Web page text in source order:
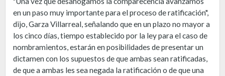
en un paso muy importante para el proceso de ratificación",
dijo, Garza Villarreal, señalando que en un plazo no mayor a
los cinco días, tiempo establecido por la ley para el caso de
nombramientos, estarán en posibilidades de presentar un
dictamen con los supuestos de que ambas sean ratificadas,
de que a ambas les sea negada la ratificación o de que una